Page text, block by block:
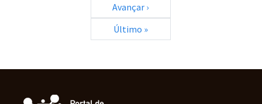
Avançar ›Próxima página
Último »Última página